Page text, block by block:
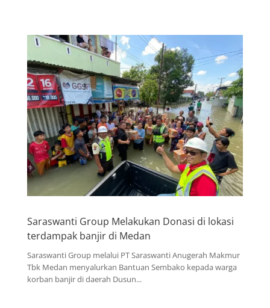
Saraswanti Group Melakukan Donasi di lokasi
terdampak banjir di Medan
Saraswanti Group melalui PT Saraswanti Anugerah Makmur
Tbk Medan menyalurkan Bantuan Sembako kepada warga
korban banjir di daerah Dusun...